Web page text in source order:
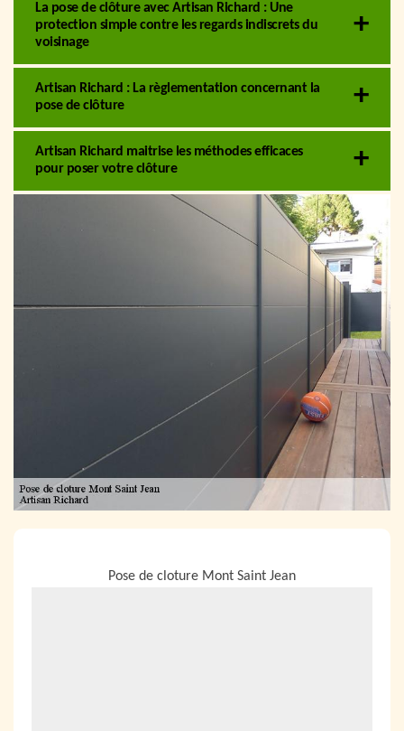
La pose de clôture avec Artisan Richard : Une
protection simple contre les regards indiscrets du
voisinage
Artisan Richard : La règlementation concernant la
pose de clôture
Artisan Richard maitrise les méthodes efficaces
pour poser votre clôture
Pose de cloture Mont Saint Jean